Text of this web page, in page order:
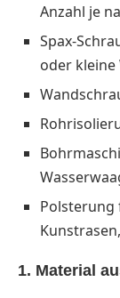
Anzahl je
Spax-
oder kleine
Polsterung
1. Material